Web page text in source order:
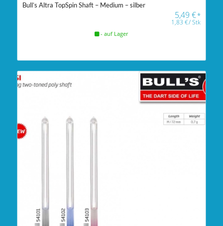
Bull’s Altra TopSpin Shaft – Medium – silber
5,49€*
1,83€/Stk
- auf Lager